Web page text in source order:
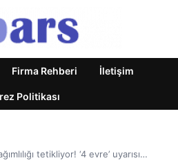
Firma Rehberi İletişim
Politikası
tetikliyor! ‘4 evre’ uyarısı…